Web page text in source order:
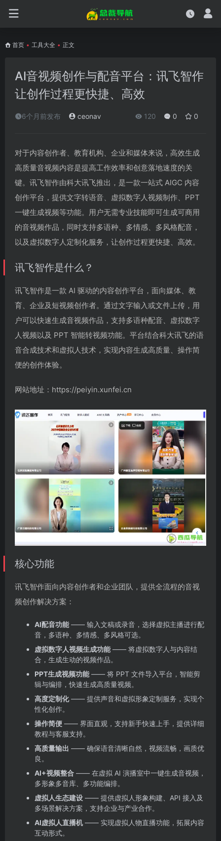
首页 • 工具大全 • 正文
AI音视频创作与配音平台：讯飞智作
让创作过程更快捷、高效
6个月前发布 ceonav 120 0 0
对于内容创作者、教育机构、企业和媒体来说，高效生成
高质量音视频内容是提高工作效率和创意落地速度的关
键。讯飞智作由科大讯飞推出，是一款一站式 AIGC 内容
创作平台，提供文字转语音、虚拟数字人视频制作、PPT
一键生成视频等功能。用户无需专业技能即可生成可商用
的音视频作品，同时支持多语种、多情感、多风格配音，
以及虚拟数字人定制化服务，让创作过程更快捷、高效。
讯飞智作是什么？
讯飞智作是一款 AI 驱动的内容创作平台，面向媒体、教
育、企业及短视频创作者。通过文字输入或文件上传，用
户可以快速生成音视频作品，支持多语种配音、虚拟数字
人视频以及 PPT 智能转视频功能。平台结合科大讯飞的语
音合成技术和虚拟人技术，实现内容生成高质量、操作简
便的创作体验。
网站地址：https://peiyin.xunfei.cn
核心功能
讯飞智作面向内容创作者和企业团队，提供全流程的音视
频创作解决方案：
AI配音功能—— 输入文稿或录音，选择虚拟主播进行配
音，多语种、多情感、多风格可选。
虚拟数字人视频生成功能—— 将虚拟数字人与内容结
合，生成生动的视频作品。
PPT生成视频功能—— 将 PPT 文件导入平台，智能剪
辑与编排，快速生成高质量视频。
高度定制化—— 提供声音和虚拟形象定制服务，实现个
性化创作。
操作简便 —— 界面直观，支持新手快速上手，提供详细
教程与客服支持。
高质量输出 —— 确保语音清晰自然，视频流畅，画质优
良。
AI+视频整合 —— 在虚拟 AI 演播室中一键生成音视频，
多形象多音库、多功能编排。
虚拟人生态建设 —— 提供虚拟人形象构建、API 接入及
多场景解决方案，支持企业与产业合作。
AI虚拟人直播机—— 实现虚拟人物直播功能，拓展内容
互动形式。